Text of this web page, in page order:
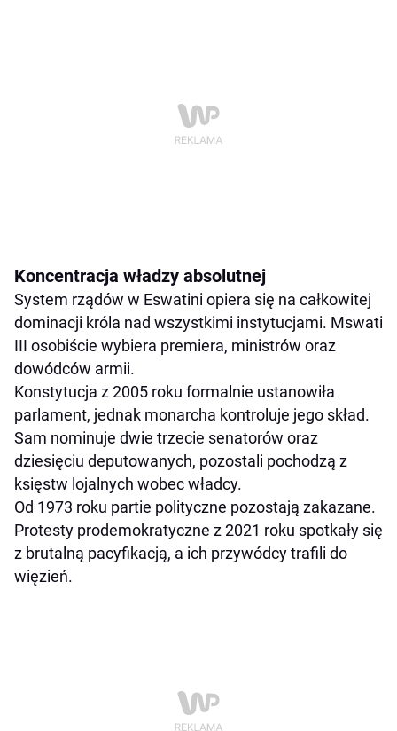
Koncentracja władzy absolutnej
System rządów w Eswatini opiera się na całkowitej
dominacji króla nad wszystkimi instytucjami. Mswati
III osobiście wybiera premiera, ministrów oraz
dowódców armii.
Konstytucja z 2005 roku formalnie ustanowiła
parlament, jednak monarcha kontroluje jego skład.
Sam nominuje dwie trzecie senatorów oraz
dziesięciu deputowanych, pozostali pochodzą z
księstw lojalnych wobec władcy.
Od 1973 roku partie polityczne pozostają zakazane.
Protesty prodemokratyczne z 2021 roku spotkały się
z brutalną pacyfikacją, a ich przywódcy trafili do
więzień.